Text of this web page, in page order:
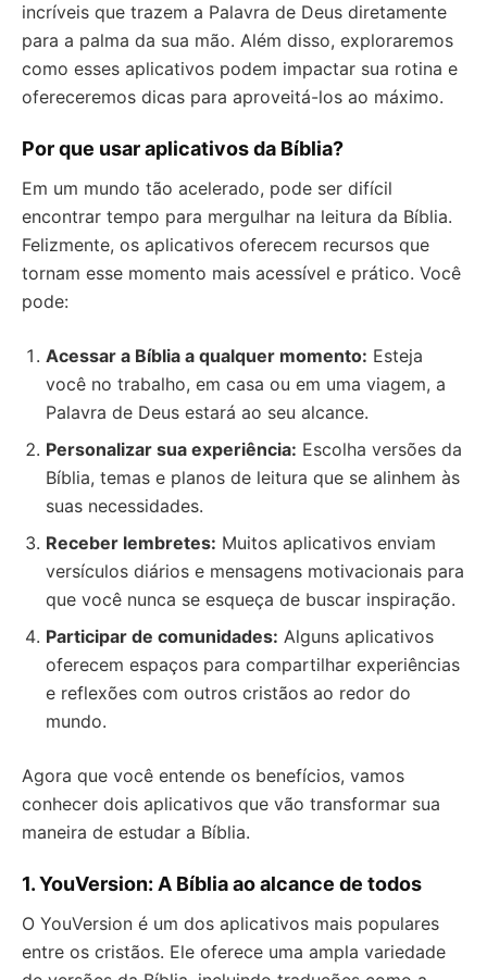
incríveis que trazem a Palavra de Deus diretamente
para a palma da sua mão. Além disso, exploraremos
como esses aplicativos podem impactar sua rotina e
ofereceremos dicas para aproveitá-los ao máximo.
Por que usar aplicativos da Bíblia?
Em um mundo tão acelerado, pode ser difícil
encontrar tempo para mergulhar na leitura da Bíblia.
Felizmente, os aplicativos oferecem recursos que
tornam esse momento mais acessível e prático. Você
pode:
Acessar a Bíblia a qualquer momento: Esteja
você no trabalho, em casa ou em uma viagem, a
Palavra de Deus estará ao seu alcance.
Personalizar sua experiência: Escolha versões da
Bíblia, temas e planos de leitura que se alinhem às
suas necessidades.
Receber lembretes: Muitos aplicativos enviam
versículos diários e mensagens motivacionais para
que você nunca se esqueça de buscar inspiração.
Participar de comunidades: Alguns aplicativos
oferecem espaços para compartilhar experiências
e reflexões com outros cristãos ao redor do
mundo.
Agora que você entende os benefícios, vamos
conhecer dois aplicativos que vão transformar sua
maneira de estudar a Bíblia.
1. YouVersion: A Bíblia ao alcance de todos
O YouVersion é um dos aplicativos mais populares
entre os cristãos. Ele oferece uma ampla variedade